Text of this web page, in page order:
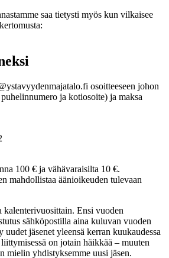
saa tietysti myös kun vilkaisee
osoitteeseen johon
ja kotiosoite) ja maksa
100 € ja vähävaraisilta 10 €.
mahdollistaa äänioikeuden tulevaan
kalenterivuosittain. Ensi vuoden
sähköpostilla aina kuluvan vuoden
jäsenet yleensä kerran kuukaudessa
on jotain häikkää – muuten
mielin yhdistyksemme uusi jäsen.